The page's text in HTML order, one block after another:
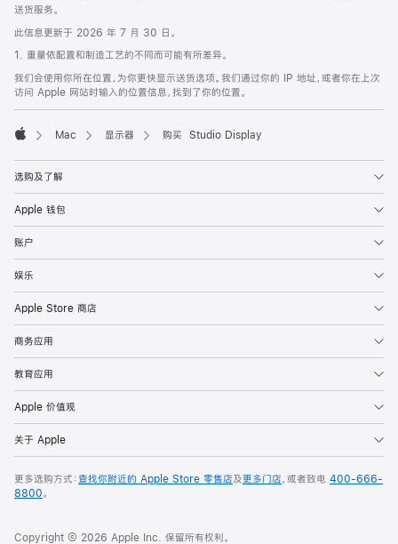
送货服务。
此信息更新于 2026 年 7 月 30 日。
1. 重量依配置和制造工艺的不同而可能有所差异。
我们会使用你所在位置，为你更快显示送货选项。我们通过你的 IP 地址，或者你在上次
访问 Apple 网站时输入的位置信息，找到了你的位置。
Mac 显示器 购买 Studio Display
选购及了解
Apple 钱包
账户
娱乐
Apple Store 商店
商务应用
教育应用
Apple 价值观
关于 Apple
更多选购方式：查找你附近的 Apple Store 零售店及更多门店，或者致电 400-666-
8800。
Copyright © 2026 Apple Inc. 保留所有权利。